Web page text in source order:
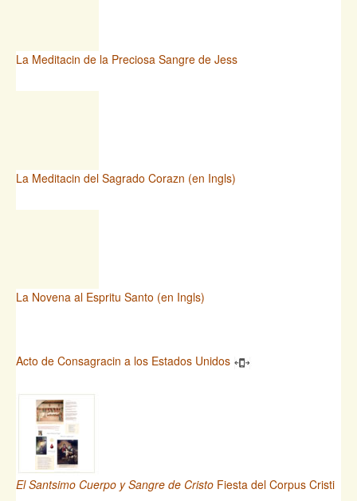
La Meditacin de la Preciosa Sangre de Jess
La Meditacin del Sagrado Corazn (en Ingls)
La Novena al Espritu Santo (en Ingls)
Acto de Consagracin a los Estados Unidos
El Santsimo Cuerpo y Sangre de Cristo Fiesta del Corpus Cristi